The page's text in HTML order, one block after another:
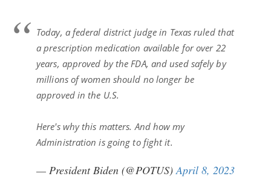
Today, a federal district judge in Texas ruled that
a prescription medication available for over 22
years, approved by the FDA, and used safely by
millions of women should no longer be
approved in the U.S.
Here's why this matters. And how my
Administration is going to fight it.
— President Biden (@POTUS)April 8, 2023